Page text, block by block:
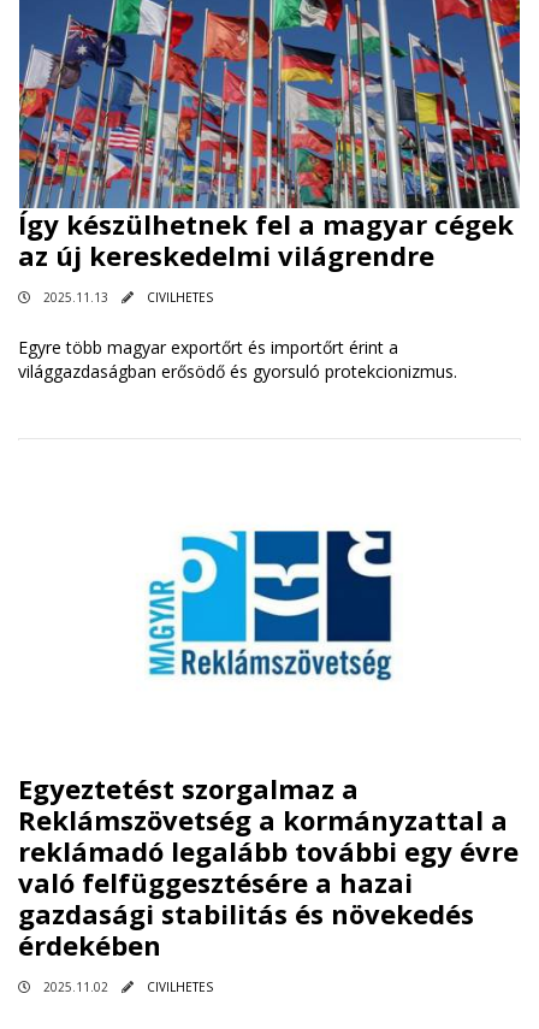
Így készülhetnek fel a magyar cégek
az új kereskedelmi világrendre
2025.11.13 CIVILHETES
Egyre több magyar exportőrt és importőrt érint a
világgazdaságban erősödő és gyorsuló protekcionizmus.
Egyeztetést szorgalmaz a
Reklámszövetség a kormányzattal a
reklámadó legalább további egy évre
való felfüggesztésére a hazai
gazdasági stabilitás és növekedés
érdekében
2025.11.02 CIVILHETES